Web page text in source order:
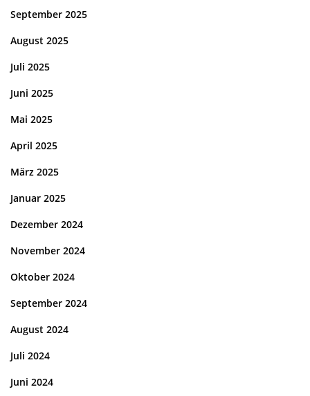
September 2025
August 2025
Juli 2025
Juni 2025
Mai 2025
April 2025
März 2025
Januar 2025
Dezember 2024
November 2024
Oktober 2024
September 2024
August 2024
Juli 2024
Juni 2024